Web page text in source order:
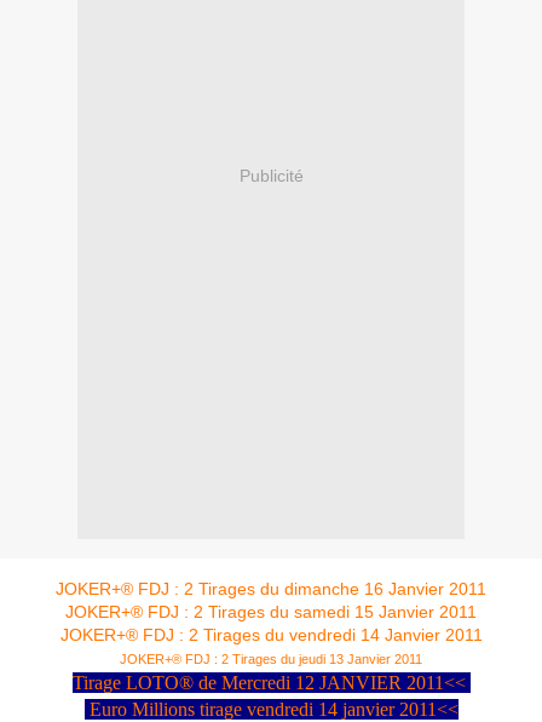
Publicité
JOKER+® FDJ : 2 Tirages du dimanche 16 Janvier 2011
JOKER+® FDJ : 2 Tirages du samedi 15 Janvier 2011
JOKER+® FDJ : 2 Tirages du vendredi 14 Janvier 2011
JOKER+® FDJ : 2 Tirages du jeudi 13 Janvier 2011
Tirage LOTO® de Mercredi 12 JANVIER 2011<<
Euro Millions tirage vendredi 14 janvier 2011<<